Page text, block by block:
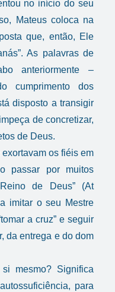
no início do seu
Mateus coloca na
que, então, Ele
As palavras de
anteriormente –
cumprimento dos
disposto a transigir
de concretizar,
de Deus.
os fiéis em
passar por muitos
de Deus” (At
imitar o seu Mestre
a cruz” e seguir
da entrega e do dom
mesmo? Significa
para